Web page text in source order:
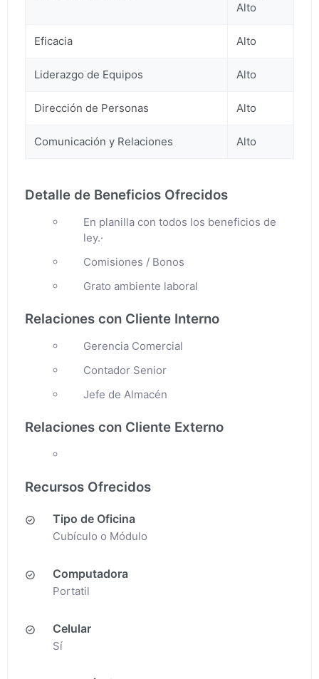
Alto
Eficacia Alto
Liderazgo de Equipos Alto
Dirección de Personas Alto
Comunicación y Relaciones Alto
Detalle de Beneficios Ofrecidos
En planilla con todos los beneficios de
ley.·
Comisiones / Bonos
Grato ambiente laboral
Relaciones con Cliente Interno
Gerencia Comercial
Contador Senior
Jefe de Almacén
Relaciones con Cliente Externo
Recursos Ofrecidos
Tipo de Oficina
Cubículo o Módulo
Computadora
Portatil
Celular
Sí